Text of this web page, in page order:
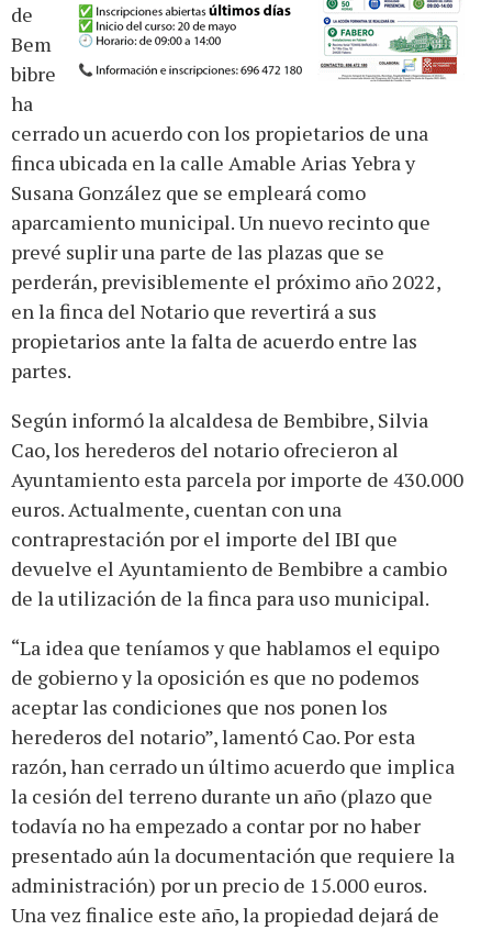
de
Bem
bibre
ha
cerrado un acuerdo con los propietarios de una
finca ubicada en la calle Amable Arias Yebra y
Susana González que se empleará como
aparcamiento municipal. Un nuevo recinto que
prevé suplir una parte de las plazas que se
perderán, previsiblemente el próximo año 2022,
en la finca del Notario que revertirá a sus
propietarios ante la falta de acuerdo entre las
partes.
Según informó la alcaldesa de Bembibre, Silvia
Cao, los herederos del notario ofrecieron al
Ayuntamiento esta parcela por importe de 430.000
euros. Actualmente, cuentan con una
contraprestación por el importe del IBI que
devuelve el Ayuntamiento de Bembibre a cambio
de la utilización de la finca para uso municipal.
“La idea que teníamos y que hablamos el equipo
de gobierno y la oposición es que no podemos
aceptar las condiciones que nos ponen los
herederos del notario”, lamentó Cao. Por esta
razón, han cerrado un último acuerdo que implica
la cesión del terreno durante un año (plazo que
todavía no ha empezado a contar por no haber
presentado aún la documentación que requiere la
administración) por un precio de 15.000 euros.
Una vez finalice este año, la propiedad dejará de